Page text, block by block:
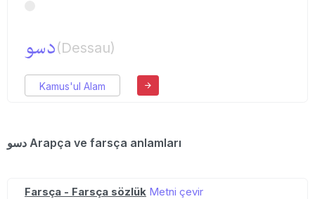
دسو(Dessau)
Kamus'ul Alam
دسو Arapça ve farsça anlamları
Farsça - Farsça sözlük Metni çevir